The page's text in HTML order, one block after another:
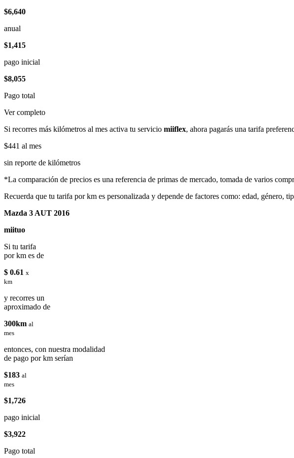
$6,640
anual
$1,415
pago inicial
$8,055
Pago total
Ver completo
Si recorres más kilómetros al mes activa tu servicio miiflex, ahora pagarás una tarifa
$441 al mes
sin reporte de kilómetros
*La comparación de precios es una referencia de primas de mercado, tomada de varios
Recuerda que tu tarifa por km es personalizada y depende de factores como: edad, género,
Mazda 3 AUT 2016
miituo
Si tu tarifa
por km es de
$ 0.61 x
km
y recorres un
aproximado de
300km al
mes
entonces, con nuestra modalidad
de pago por km serían
$183 al
mes
$1,726
pago inicial
$3,922
Pago total